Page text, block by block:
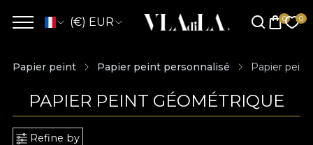
(€) EUR
Papier peint Papier peint personnalisé Papier
PAPIER PEINT GÉOMÉTRIQUE
Refine by